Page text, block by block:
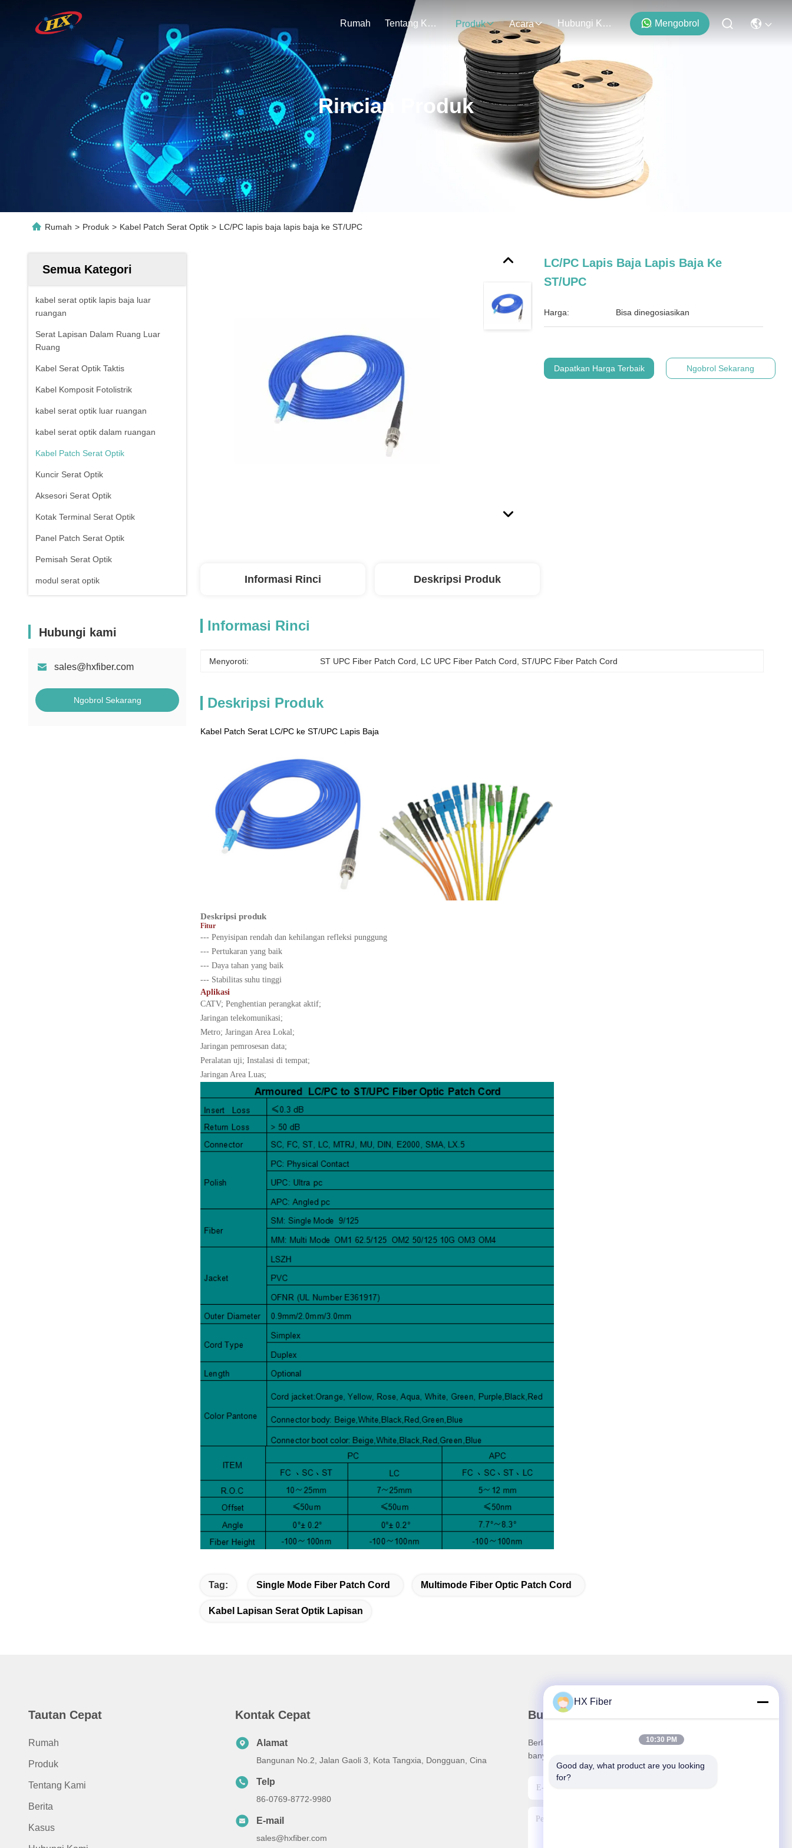
Rumah Tentang Kami Produk Acara Hubungi Kami Mengobrol
Rincian Produk
Rumah > Produk > Kabel Patch Serat Optik > LC/PC lapis baja lapis baja ke ST/UPC
Semua Kategori
kabel serat optik lapis baja luar
ruangan
Serat Lapisan Dalam Ruang Luar
Ruang
Kabel Serat Optik Taktis
Kabel Komposit Fotolistrik
kabel serat optik luar ruangan
kabel serat optik dalam ruangan
Kabel Patch Serat Optik
Kuncir Serat Optik
Aksesori Serat Optik
Kotak Terminal Serat Optik
Panel Patch Serat Optik
Pemisah Serat Optik
modul serat optik
Hubungi kami
sales@hxfiber.com
Ngobrol Sekarang
LC/PC Lapis Baja Lapis Baja Ke
ST/UPC
Harga: Bisa dinegosiasikan
Dapatkan Harga Terbaik Ngobrol Sekarang
Informasi Rinci Deskripsi Produk
Informasi Rinci
Menyoroti: ST UPC Fiber Patch Cord LC UPC Fiber Patch Cord , ST/UPC Fiber Patch Cord
Deskripsi Produk
Kabel Patch Serat LC/PC ke ST/UPC Lapis Baja
Deskripsi produk
Fitur
--- Penyisipan rendah dan kehilangan refleksi punggung
--- Pertukaran yang baik
--- Daya tahan yang baik
--- Stabilitas suhu tinggi
Aplikasi
CATV; Penghentian perangkat aktif;
Jaringan telekomunikasi;
Metro; Jaringan Area Lokal;
Jaringan pemrosesan data;
Peralatan uji; Instalasi di tempat;
Jaringan Area Luas;
Tag: Single Mode Fiber Patch Cord Multimode Fiber Optic Patch Cord
Kabel Lapisan Serat Optik Lapisan
Tautan Cepat
Rumah
Produk
Tentang Kami
Berita
Kasus
Kontak Cepat
Alamat
Bangunan No.2, Jalan Gaoli 3, Kota Tangxia, Dongguan, Cina
Telp
86-0769-8772-9980
E-mail
sales@hxfiber.com
Buletin kami
Berlangganan buletin kami untuk mendapatkan diskon dan
banyak lagi.
HX Fiber
10:30 PM
Good day, what product are you looking
for?